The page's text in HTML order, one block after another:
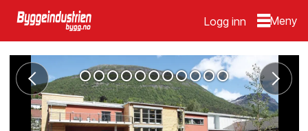
Logg inn